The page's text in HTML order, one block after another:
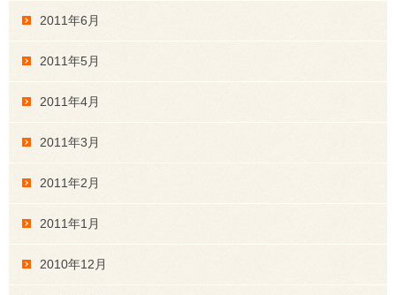
2011年6月
2011年5月
2011年4月
2011年3月
2011年2月
2011年1月
2010年12月